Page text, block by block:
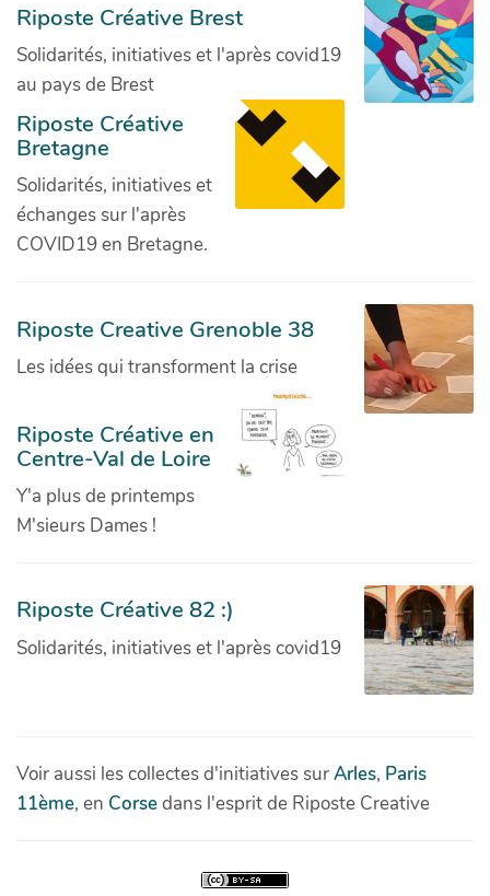
Riposte Créative Brest
Solidarités, initiatives et l'après covid19
au pays de Brest
Riposte Créative
Bretagne
Solidarités, initiatives et
échanges sur l'après
COVID19 en Bretagne.
Riposte Creative Grenoble 38
Les idées qui transforment la crise
Riposte Créative en
Centre-Val de Loire
Y'a plus de printemps
M'sieurs Dames !
Riposte Créative 82 :)
Solidarités, initiatives et l'après covid19
Voir aussi les collectes d'initiatives surArles, Paris
11ème, en Corsedans l'esprit de Riposte Creative